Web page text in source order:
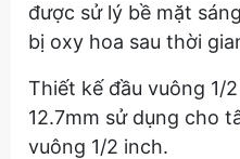
được sử lý bề mặt
bị oxy hoa sau thời
Thiết kế đầu vuông 1/
12.7mm sử dụng cho
vuông 1/2 inch.